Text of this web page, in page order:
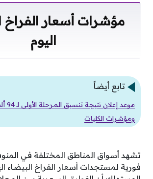
مؤشرات أسعار الفراخ
اليوم
تابع أيضاً
موعد
ومؤشرات الكليات
تشهد أسواق المناطق المختلفة في
فورية لمستجدات أسعار الفراخ البيضاء